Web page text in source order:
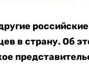
в страну. Об